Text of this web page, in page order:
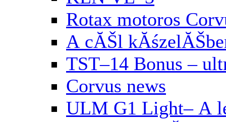
Rotax motoros
A cĂŠl
TST–14 Bonus –
Corvus news
ULM G1 Light– A